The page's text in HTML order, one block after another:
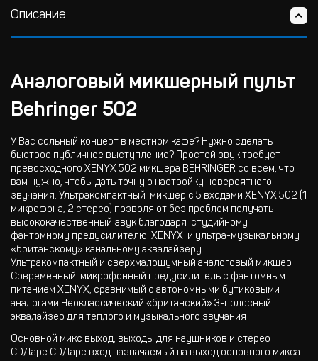
Описание
Аналоговый микшерный пульт
Behringer 502
У Вас сольный концерт в местном кафе? Нужно сделать
быстрое публичное выступление? Простой звук требует
превосходного XENYX 502 микшера BEHRINGER со всем, что
вам нужно, чтобы дать точную настройку невероятного
звучания. Ультракомпактный микшер с 5 входами XENYX 502 (1
микрофона, 2 стерео) позволяют без проблем получать
высококачественный звук благодаря студийному
фантомному предусилителю XENYX и ультра-музыкальному
«британскому» канальному эквалайзеру.
Ультракомпактный и сверхмалошумный аналоговый микшер
Современный микрофонный предусилитель с фантомным
питанием XENYX, сравнимый с автономными бутиковыми
аналогами Неоклассический «британский» 3-полосный
эквалайзер для теплого и музыкального звучания
Основной микс выход, выходы для наушников и стерео
CD/tape CD/tape вход назначаемый на выход основного микса